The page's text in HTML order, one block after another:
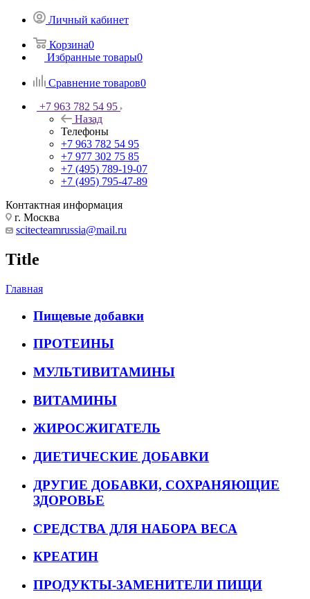
Личный кабинет
Корзина0
Избранные товары0
Сравнение товаров0
+7 963 782 54 95
Назад
Телефоны
+7 963 782 54 95
+7 977 302 75 85
+7 (495) 789-19-07
+7 (495) 795-47-89
Контактная информация
г. Москва
scitecteamrussia@mail.ru
Title
Главная
Пищевые добавки
ПРОТЕИНЫ
МУЛЬТИВИТАМИНЫ
ВИТАМИНЫ
ЖИРОСЖИГАТЕЛЬ
ДИЕТИЧЕСКИЕ ДОБАВКИ
ДРУГИЕ ДОБАВКИ, СОХРАНЯЮЩИЕ
ЗДОРОВЬЕ
СРЕДСТВА ДЛЯ НАБОРА ВЕСА
КРЕАТИН
ПРОДУКТЫ-ЗАМЕНИТЕЛИ ПИЩИ